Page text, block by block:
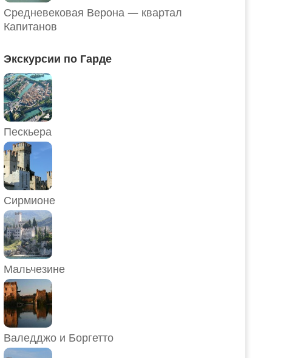
Средневековая Верона — квартал
Капитанов
Экскурсии по Гарде
Пескьера
Сирмионе
Мальчезине
Валедджо и Боргетто